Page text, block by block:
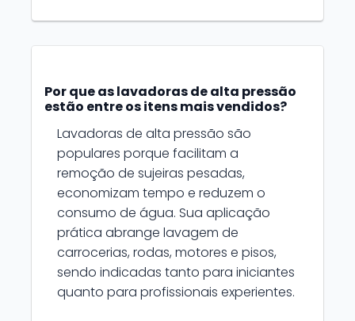
Por que as lavadoras de alta pressão
estão entre os itens mais vendidos?
Lavadoras de alta pressão são
populares porque facilitam a
remoção de sujeiras pesadas,
economizam tempo e reduzem o
consumo de água. Sua aplicação
prática abrange lavagem de
carrocerias, rodas, motores e pisos,
sendo indicadas tanto para iniciantes
quanto para profissionais experientes.